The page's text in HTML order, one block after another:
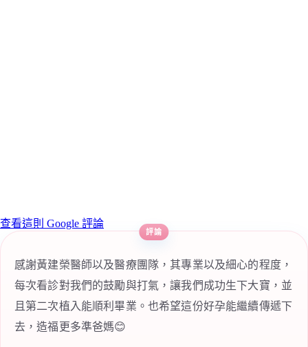
查看這則 Google 評論
感謝黃建榮醫師以及醫療團隊，其專業以及細心的程度，
每次看診對我們的鼓勵與打氣，讓我們成功生下大寶，並
且第二次植入能順利畢業。也希望這份好孕能繼續傳遞下
去，造福更多準爸媽😊